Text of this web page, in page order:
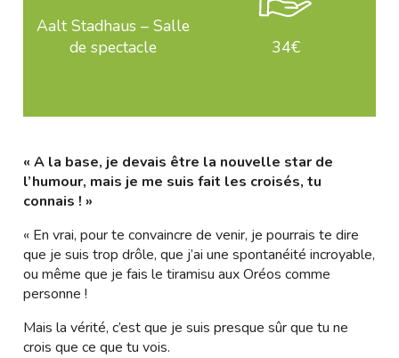
Aalt Stadhaus – Salle
de spectacle
34€
« A la base, je devais être la nouvelle star de
l’humour, mais je me suis fait les croisés, tu
connais ! »
« En vrai, pour te convaincre de venir, je pourrais te dire
que je suis trop drôle, que j’ai une spontanéité incroyable,
ou même que je fais le tiramisu aux Oréos comme
personne !
Mais la vérité, c’est que je suis presque sûr que tu ne
crois que ce que tu vois.